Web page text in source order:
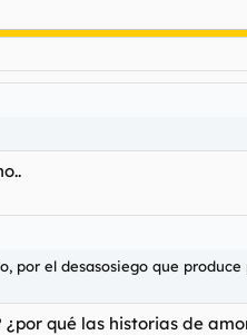
por el desasosiego que
qué las historias de